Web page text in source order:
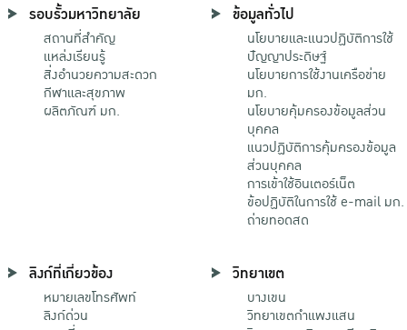
รอบรั้วมหาวิทยาลัย
สถานที่สำคัญ
แหล่งเรียนรู้
สิ่งอำนวยความสะดวก
กีฬาและสุขภาพ
ผลิตภัณฑ์ มก.
ข้อมูลทั่วไป
นโยบายและแนวปฏิบัติการใช้
ปัญญาประดิษฐ์
นโยบายการใช้งานเครือข่าย
มก.
นโยบายคุ้มครองข้อมูลส่วน
บุคคล
แนวปฏิบัติการคุ้มครองข้อมูล
ส่วนบุคคล
การเข้าใช้อินเตอร์เน็ต
ข้อปฏิบัติในการใช้ e-mail มก.
ถ่ายทอดสด
ลิงก์ที่เกี่ยวข้อง
หมายเลขโทรศัพท์
ลิงก์ด่วน
วิทยาเขต
บางเขน
วิทยาเขตกําแพงแสน